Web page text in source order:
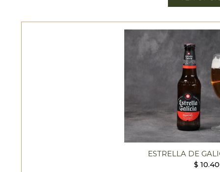
ESTRELLA DE
$